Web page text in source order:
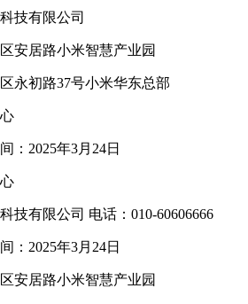
技有限公司
安居路小米智慧产业园
永初路37号小米华东总部
：2025年3月24日
技有限公司 电话：010-60606666
：2025年3月24日
安居路小米智慧产业园